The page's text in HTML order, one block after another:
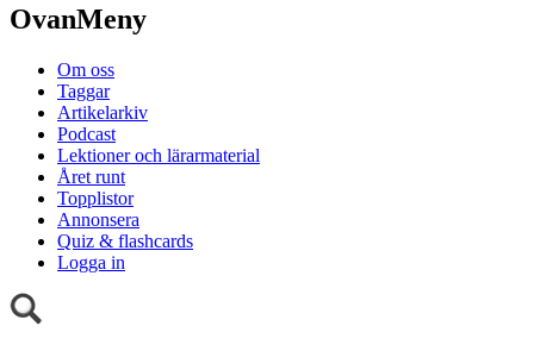
OvanMeny
Om oss
Taggar
Artikelarkiv
Podcast
Lektioner och lärarmaterial
Året runt
Topplistor
Annonsera
Quiz & flashcards
Logga in